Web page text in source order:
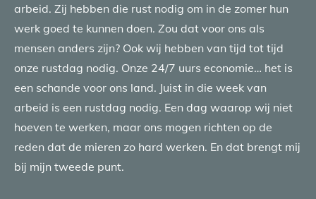
arbeid. Zij hebben die rust nodig om in de zomer hun
werk goed te kunnen doen. Zou dat voor ons als
mensen anders zijn? Ook wij hebben van tijd tot tijd
onze rustdag nodig. Onze 24/7 uurs economie… het is
een schande voor ons land. Juist in die week van
arbeid is een rustdag nodig. Een dag waarop wij niet
hoeven te werken, maar ons mogen richten op de
reden dat de mieren zo hard werken. En dat brengt mij
bij mijn tweede punt.